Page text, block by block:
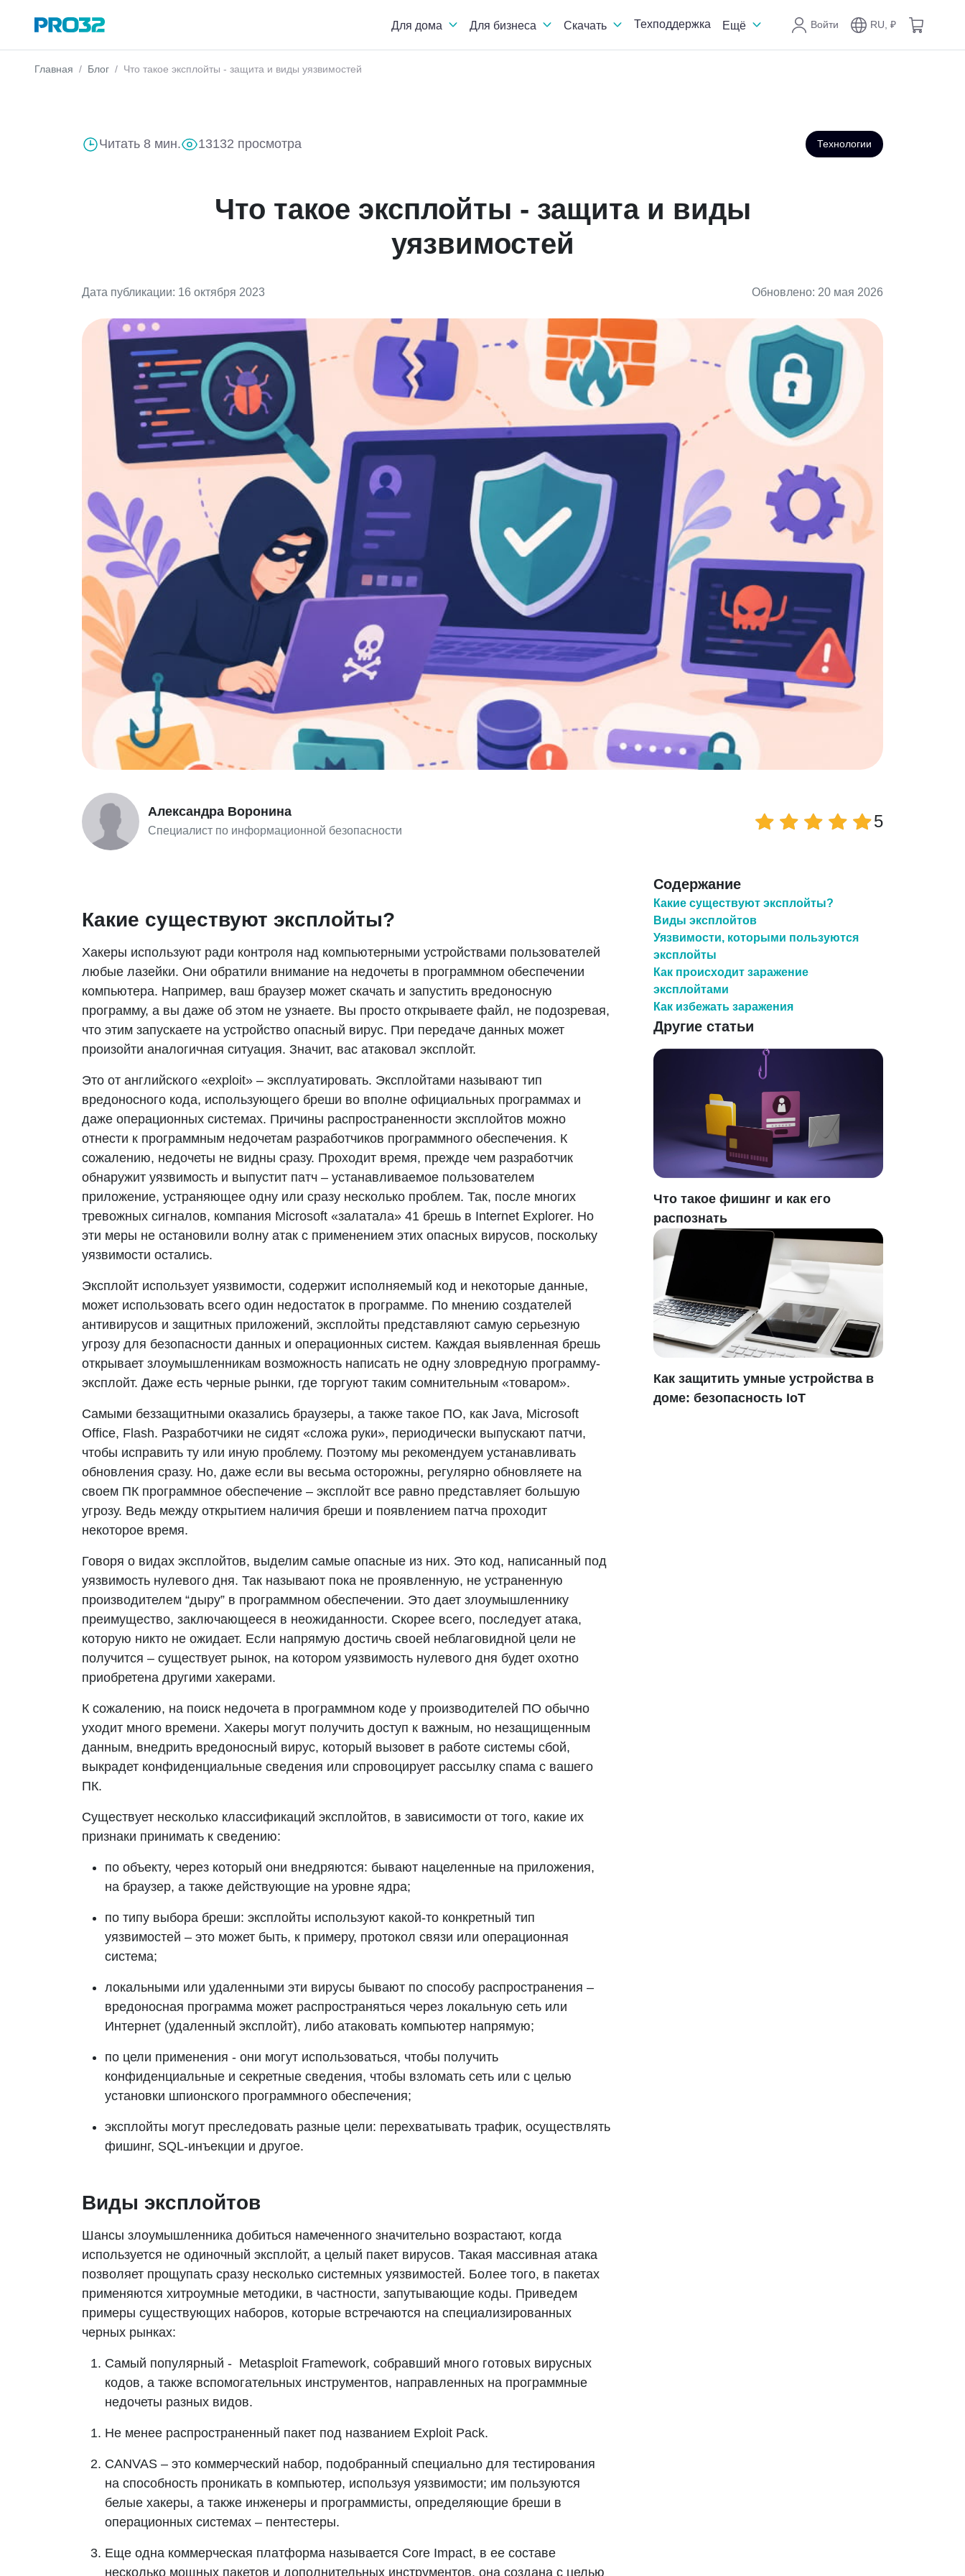
Для дома Для бизнеса Скачать Техподдержка Ещё Войти RU, ₽
Главная Блог Что такое эксплойты - защита и виды уязвимостей
Читать 8 мин. 13132 просмотра Технологии
Что такое эксплойты - защита и виды
уязвимостей
Дата публикации: 16 октября 2023 Обновлено: 20 мая 2026
Александра Воронина
Специалист по информационной безопасности 5
Какие существуют эксплойты?
Хакеры используют ради контроля над компьютерными устройствами пользователей
любые лазейки. Они обратили внимание на недочеты в программном обеспечении
компьютера. Например, ваш браузер может скачать и запустить вредоносную
программу, а вы даже об этом не узнаете. Вы просто открываете файл, не подозревая,
что этим запускаете на устройство опасный вирус. При передаче данных может
произойти аналогичная ситуация. Значит, вас атаковал эксплойт.
Это от английского «exploit» – эксплуатировать. Эксплойтами называют тип
вредоносного кода, использующего бреши во вполне официальных программах и
даже операционных системах. Причины распространенности эксплойтов можно
отнести к программным недочетам разработчиков программного обеспечения. К
сожалению, недочеты не видны сразу. Проходит время, прежде чем разработчик
обнаружит уязвимость и выпустит патч – устанавливаемое пользователем
приложение, устраняющее одну или сразу несколько проблем. Так, после многих
тревожных сигналов, компания Microsoft «залатала» 41 брешь в Internet Explorer. Но
эти меры не остановили волну атак с применением этих опасных вирусов, поскольку
уязвимости остались.
Эксплойт использует уязвимости, содержит исполняемый код и некоторые данные,
может использовать всего один недостаток в программе. По мнению создателей
антивирусов и защитных приложений, эксплойты представляют самую серьезную
угрозу для безопасности данных и операционных систем. Каждая выявленная брешь
открывает злоумышленникам возможность написать не одну зловредную программу-
эксплойт. Даже есть черные рынки, где торгуют таким сомнительным «товаром».
Самыми беззащитными оказались браузеры, а также такое ПО, как Java, Microsoft
Office, Flash. Разработчики не сидят «сложа руки», периодически выпускают патчи,
чтобы исправить ту или иную проблему. Поэтому мы рекомендуем устанавливать
обновления сразу. Но, даже если вы весьма осторожны, регулярно обновляете на
своем ПК программное обеспечение – эксплойт все равно представляет большую
угрозу. Ведь между открытием наличия бреши и появлением патча проходит
некоторое время.
Говоря о видах эксплойтов, выделим самые опасные из них. Это код, написанный под
уязвимость нулевого дня. Так называют пока не проявленную, не устраненную
производителем “дыру” в программном обеспечении. Это дает злоумышленнику
преимущество, заключающееся в неожиданности. Скорее всего, последует атака,
которую никто не ожидает. Если напрямую достичь своей неблаговидной цели не
получится – существует рынок, на котором уязвимость нулевого дня будет охотно
приобретена другими хакерами.
К сожалению, на поиск недочета в программном коде у производителей ПО обычно
уходит много времени. Хакеры могут получить доступ к важным, но незащищенным
данным, внедрить вредоносный вирус, который вызовет в работе системы сбой,
выкрадет конфиденциальные сведения или спровоцирует рассылку спама с вашего
ПК.
Существует несколько классификаций эксплойтов, в зависимости от того, какие их
признаки принимать к сведению:
по объекту, через который они внедряются: бывают нацеленные на приложения,
на браузер, а также действующие на уровне ядра;
по типу выбора бреши: эксплойты используют какой-то конкретный тип
уязвимостей – это может быть, к примеру, протокол связи или операционная
система;
локальными или удаленными эти вирусы бывают по способу распространения –
вредоносная программа может распространяться через локальную сеть или
Интернет (удаленный эксплойт), либо атаковать компьютер напрямую;
по цели применения - они могут использоваться, чтобы получить
конфиденциальные и секретные сведения, чтобы взломать сеть или с целью
установки шпионского программного обеспечения;
эксплойты могут преследовать разные цели: перехватывать трафик, осуществлять
фишинг, SQL-инъекции и другое.
Виды эксплойтов
Шансы злоумышленника добиться намеченного значительно возрастают, когда
используется не одиночный эксплойт, а целый пакет вирусов. Такая массивная атака
позволяет прощупать сразу несколько системных уязвимостей. Более того, в пакетах
применяются хитроумные методики, в частности, запутывающие коды. Приведем
примеры существующих наборов, которые встречаются на специализированных
черных рынках:
Самый популярный - Metasploit Framework, собравший много готовых вирусных
кодов, а также вспомогательных инструментов, направленных на программные
недочеты разных видов.
Не менее распространенный пакет под названием Exploit Pack.
CANVAS – это коммерческий набор, подобранный специально для тестирования
на способность проникать в компьютер, используя уязвимости; им пользуются
белые хакеры, а также инженеры и программисты, определяющие бреши в
операционных системах – пентестеры.
Еще одна коммерческая платформа называется Core Impact, в ее составе
несколько мощных пакетов и дополнительных инструментов, она создана с целью
Содержание
Какие существуют эксплойты?
Виды эксплойтов
Уязвимости, которыми пользуются
эксплойты
Как происходит заражение
эксплойтами
Как избежать заражения
Другие статьи
Что такое фишинг и как его
распознать
Как защитить умные устройства в
доме: безопасность IoT